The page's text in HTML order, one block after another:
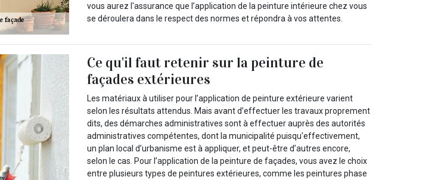
vous aurez l'assurance que l’application de la peinture intérieure chez vous
se déroulera dans le respect des normes et répondra à vos attentes.
Ce qu'il faut retenir sur la peinture de
façades extérieures
Les matériaux à utiliser pour l’application de peinture extérieure varient
selon les résultats attendus. Mais avant d’effectuer les travaux proprement
dits, des démarches administratives sont à effectuer auprès des autorités
administratives compétentes, dont la municipalité puisqu'effectivement,
un plan local d’urbanisme est à appliquer, et peut-être d’autres encore,
selon le cas. Pour l’application de la peinture de façades, vous avez le choix
entre plusieurs types de peintures extérieures, comme les peintures phase